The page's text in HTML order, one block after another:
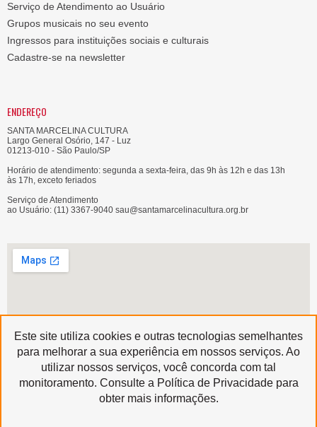
Serviço de Atendimento ao Usuário
Grupos musicais no seu evento
Ingressos para instituições sociais e culturais
Cadastre-se na newsletter
ENDEREÇO
SANTA MARCELINA CULTURA
Largo General Osório, 147 - Luz
01213-010 - São Paulo/SP
Horário de atendimento: segunda a sexta-feira, das 9h às 12h e das 13h
às 17h, exceto feriados
Serviço de Atendimento
ao Usuário: (11) 3367-9040 sau@santamarcelinacultura.org.br
Produzido por
Copyright © 2020 | Santa Marcelina Cultura • Todos os Direitos Reservados
Este site utiliza cookies e outras tecnologias semelhantes
para melhorar a sua experiência em nossos serviços. Ao
utilizar nossos serviços, você concorda com tal
monitoramento. Consulte a Política de Privacidade para
obter mais informações.